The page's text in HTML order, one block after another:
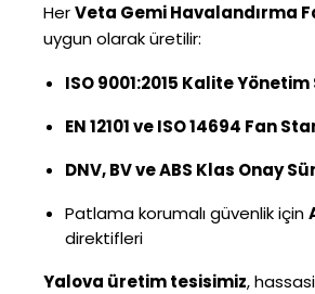
HerVeta Gemi Havalandırma
uygun olarak üretilir:
ISO 9001:2015 Kalite
EN 12101 ve ISO 14694 Fan
DNV, BV ve ABS Klas Onay
Patlama korumalı güvenlik için
direktifleri
Yalova üretim tesisimiz,